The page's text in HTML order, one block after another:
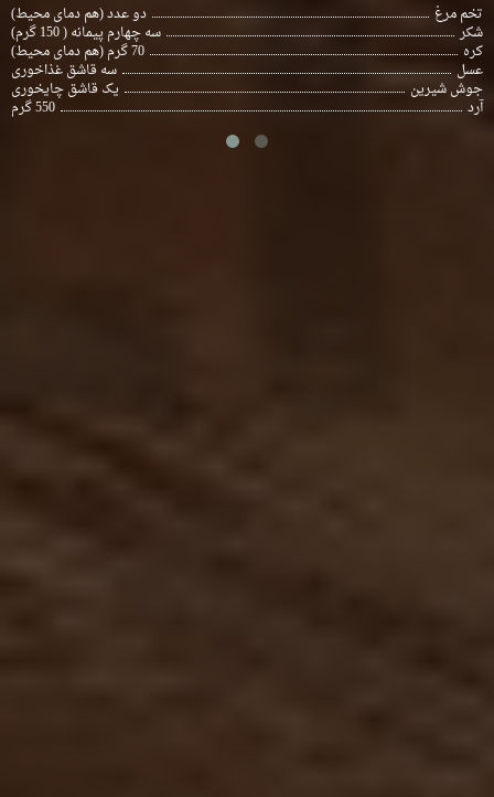
تخم مرغ دو عدد (هم دمای محیط)
شکر سه چهارم پیمانه ( 150 گرم)
کره 70 گرم (هم دمای محیط)
عسل سه قاشق غذاخوری
جوش شیرین یک قاشق چایخوری
آرد 550 گرم